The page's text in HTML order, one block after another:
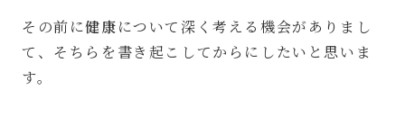
その前に健康について深く考える機会がありまし
て、そちらを書き起こしてからにしたいと思いま
す。